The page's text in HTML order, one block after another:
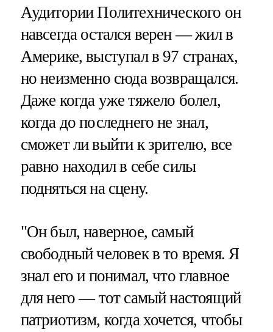
Аудитории Политехнического он
навсегда остался верен — жил в
Америке, выступал в 97 странах,
но неизменно сюда возвращался.
Даже когда уже тяжело болел,
когда до последнего не знал,
сможет ли выйти к зрителю, все
равно находил в себе силы
подняться на сцену.
"Он был, наверное, самый
свободный человек в то время. Я
знал его и понимал, что главное
для него — тот самый настоящий
патриотизм, когда хочется, чтобы